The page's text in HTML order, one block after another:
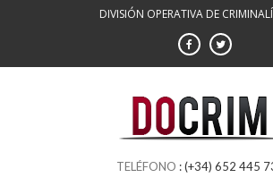
DIVISIÓN OPERATIVA DE
(+34) 652 445